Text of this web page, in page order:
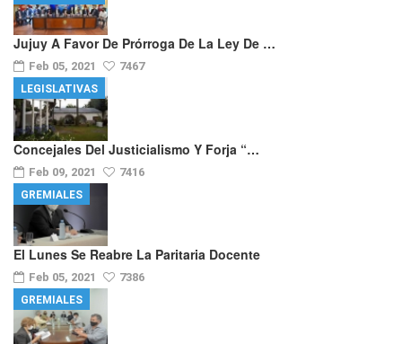
Jujuy A Favor De Prórroga De La Ley De …
Feb 05, 2021 7467
Concejales Del Justicialismo Y Forja “…
Feb 09, 2021 7416
LEGISLATIVAS
El Lunes Se Reabre La Paritaria Docente
Feb 05, 2021 7386
GREMIALES
GREMIALES